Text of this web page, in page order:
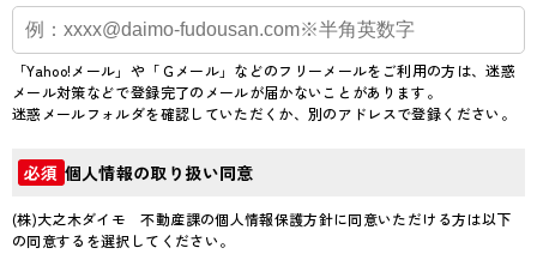
「Yahoo!メール」や「Ｇメール」などのフリーメールをご利用の方は、迷惑
メール対策などで登録完了のメールが届かないことがあります。
迷惑メールフォルダを確認していただくか、別のアドレスで登録ください。
必須 個人情報の取り扱い同意
(株)大之木ダイモ 不動産課の個人情報保護方針に同意いただける方は以下
の同意するを選択してください。